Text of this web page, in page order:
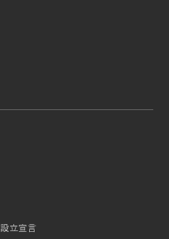
設立宣言